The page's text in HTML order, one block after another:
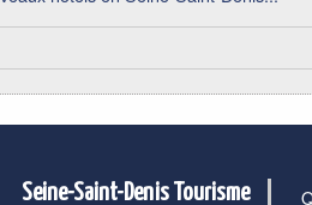
Seine-Saint-Denis Tourisme